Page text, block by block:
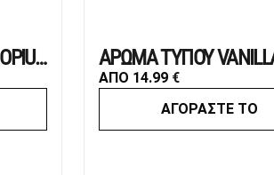
ΑΡΩΜΑ ΤΥΠΟΥ BLACK OPIUM
ΑΠΟ 14.99 €
ΑΓΟΡΑΣΤΕ ΤΟ